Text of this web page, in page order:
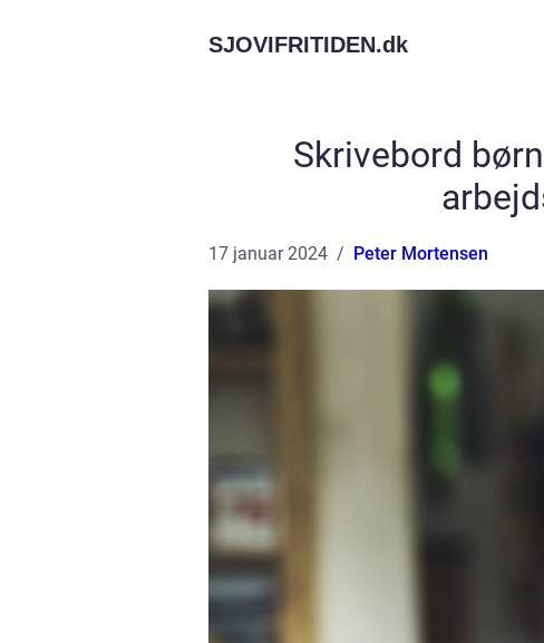
SJOVIFRITIDEN.dk
Skrivebord
17 januar 2024 Peter Mortensen